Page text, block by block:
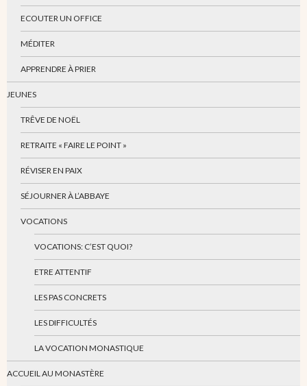
ECOUTER UN OFFICE
MÉDITER
APPRENDRE À PRIER
JEUNES
TRÊVE DE NOËL
RETRAITE « FAIRE LE POINT »
RÉVISER EN PAIX
SÉJOURNER À L’ABBAYE
VOCATIONS
VOCATIONS: C’EST QUOI?
ETRE ATTENTIF
LES PAS CONCRETS
LES DIFFICULTÉS
LA VOCATION MONASTIQUE
ACCUEIL AU MONASTÈRE